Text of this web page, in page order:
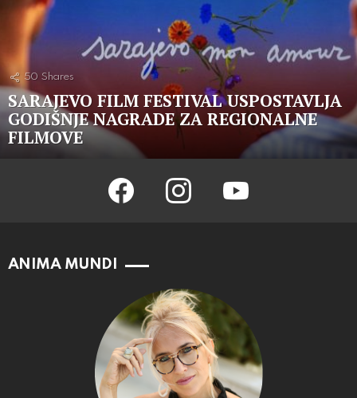
50 Shares
SARAJEVO FILM FESTIVAL USPOSTAVLJA
GODIŠNJE NAGRADE ZA REGIONALNE
FILMOVE
facebook instagram youtube
ANIMA MUNDI